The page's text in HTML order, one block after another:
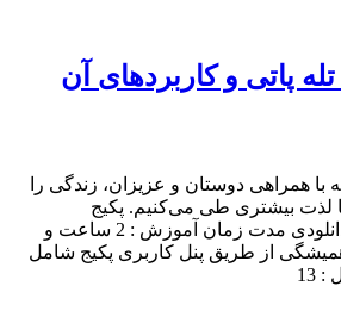
پاتی و کاربردهای آن
با همراهی دوستان و عزیزان، زندگی را
با لذت بیشتری طی می‌کنیم. پکیج
آموزشی به صورت : دانلودی مدت زمان آموزش : 2 ساعت و
از طریق پنل کاربری پکیج شامل